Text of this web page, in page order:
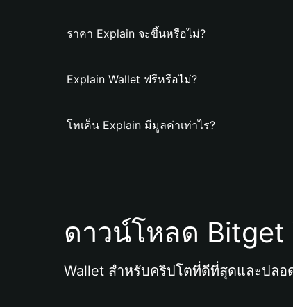
ราคา Explain จะขึ้นหรือไม่?
Explain Wallet ฟรีหรือไม่?
โทเค็น Explain มีมูลค่าเท่าไร?
ดาวน์โหลด Bitget
Wallet สำหรับคริปโตที่ดีที่สุดและปล